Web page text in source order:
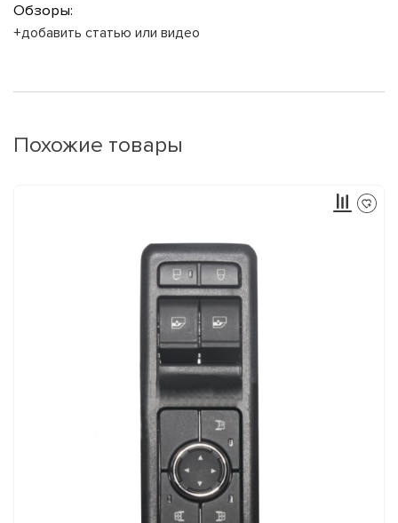
Обзоры:
+добавить статью или видео
Похожие товары